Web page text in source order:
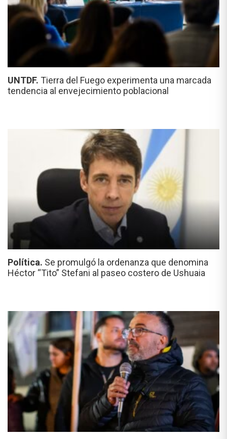
UNTDF. Tierra del Fuego experimenta una marcada
tendencia al envejecimiento poblacional
Política. Se promulgó la ordenanza que denomina
Héctor “Tito” Stefani al paseo costero de Ushuaia